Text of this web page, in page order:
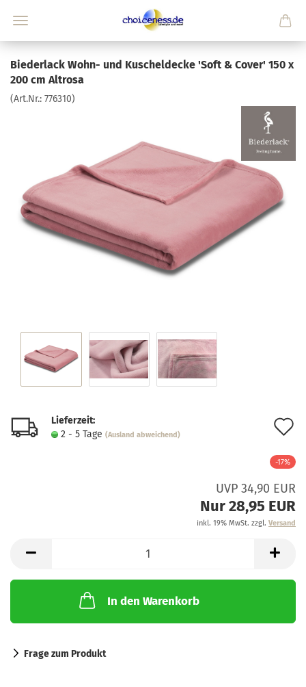
Biederlack Wohn- und Kuscheldecke 'Soft & Cover' 150 x
200 cm Altrosa
(Art.Nr.: 776310)
Lieferzeit:
2 - 5 Tage (Ausland abweichend)
-17%
UVP 34,90 EUR
Nur 28,95 EUR
inkl. 19% MwSt. zzgl. Versand
In den Warenkorb
Frage zum Produkt